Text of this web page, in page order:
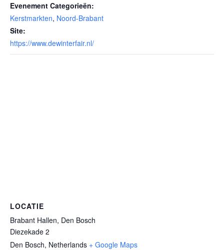
Evenement Categorieën:
Kerstmarkten, Noord-Brabant
Site:
https://www.dewinterfair.nl/
LOCATIE
Brabant Hallen, Den Bosch
Diezekade 2
Den Bosch, Netherlands + Google Maps